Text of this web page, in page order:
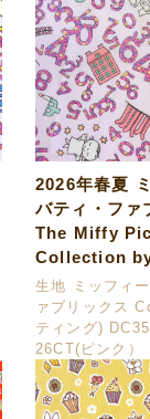
2026年春夏
バティ・ファ
The Miffy
Collection
生地 ミッフィ
ァブリックス
ティング)
26CT(ピンク）